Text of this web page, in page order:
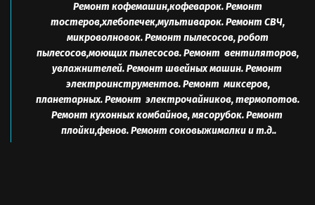
Ремонт кофемашин,кофеварок. Ремонт
тостеров,хлебопечек,мультиварок. Ремонт СВЧ,
микроволновок. Ремонт пылесосов, робот
пылесосов,моющих пылесосов. Ремонт  вентиляторов,
увлажнителей. Ремонт швейных машин. Ремонт
электроинструментов. Ремонт  миксеров,
планетарных. Ремонт  электрочайников, термопотов.
Ремонт кухонных комбайнов, мясорубок. Ремонт
плойки,фенов. Ремонт соковыжималки и т.д..